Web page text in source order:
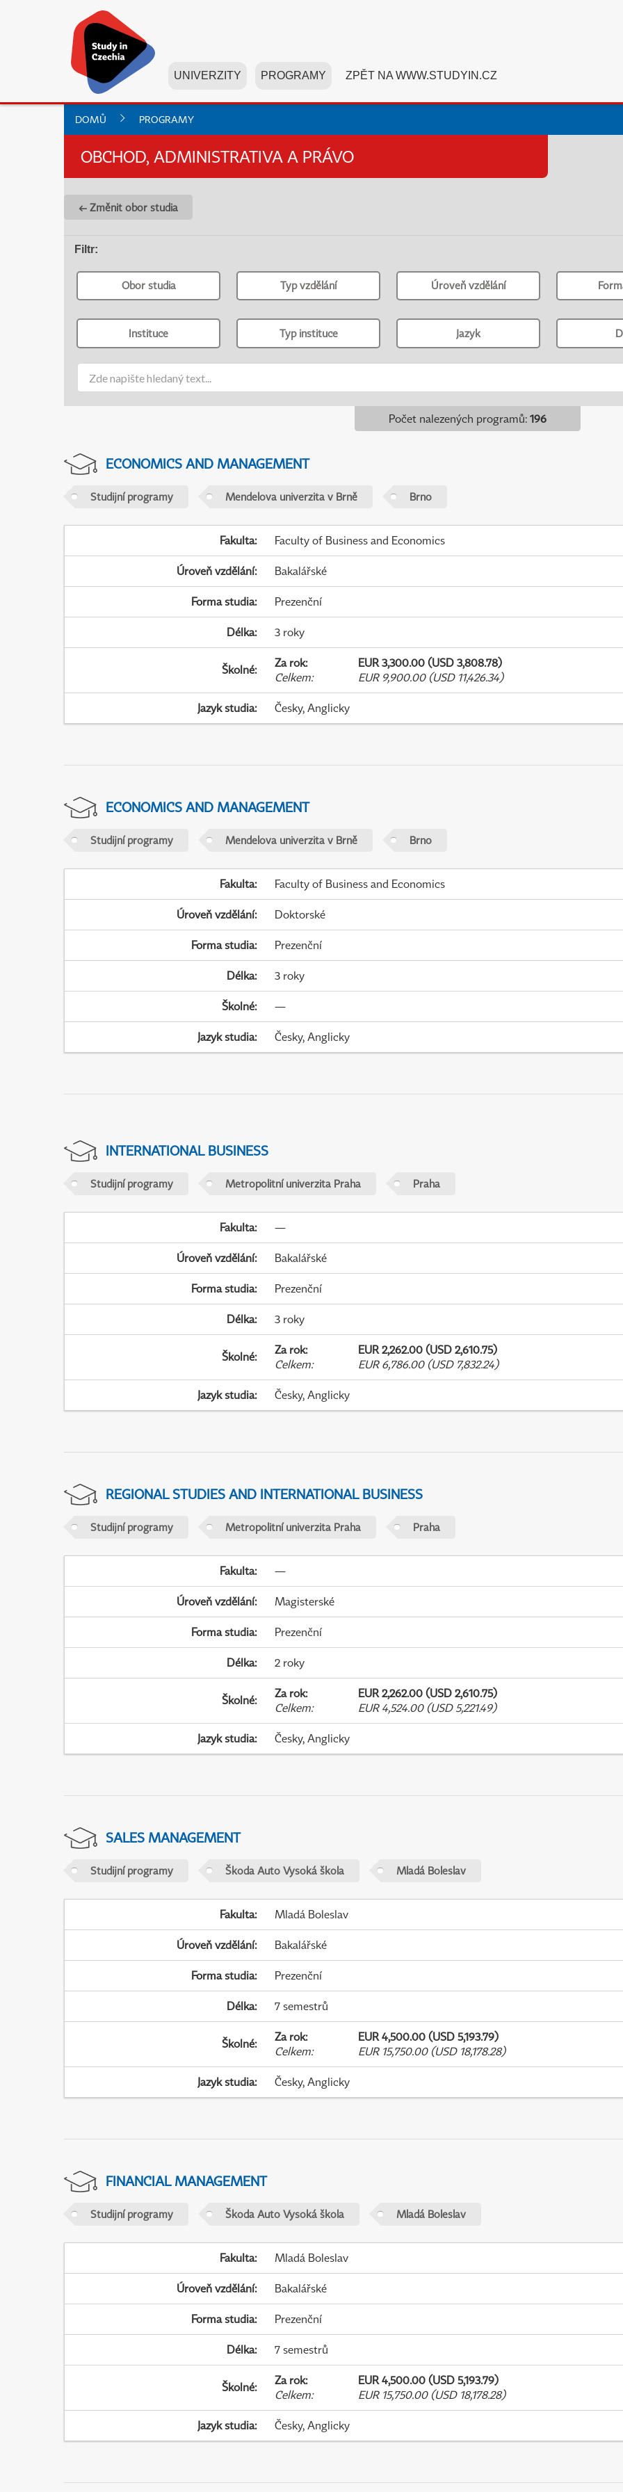
UNIVERZITY PROGRAMY ZPĚT NA WWW.STUDYIN.CZ
DOMŮ PROGRAMY
OBCHOD, ADMINISTRATIVA A PRÁVO
← Změnit obor studia
Filtr:
Obor studia Typ vzdělání Úroveň vzdělání
Instituce Typ instituce Jazyk
Počet nalezených programů: 196
ECONOMICS AND MANAGEMENT
Studijní programy Mendelova univerzita v Brně Brno
Fakulta: Faculty of Business and Economics
Úroveň vzdělání: Bakalářské
Forma studia: Prezenční
Délka: 3 roky
Školné: Za rok:
EUR 3,300.00 (USD 3,808.78)
Celkem: EUR 9,900.00 (USD 11,426.34)
Jazyk studia: Česky, Anglicky
ECONOMICS AND MANAGEMENT
Studijní programy Mendelova univerzita v Brně Brno
Fakulta: Faculty of Business and Economics
Úroveň vzdělání: Doktorské
Forma studia: Prezenční
Délka: 3 roky
Školné: —
Jazyk studia: Česky, Anglicky
INTERNATIONAL BUSINESS
Studijní programy Metropolitní univerzita Praha Praha
Fakulta: —
Úroveň vzdělání: Bakalářské
Forma studia: Prezenční
Délka: 3 roky
Školné: Za rok:
EUR 2,262.00 (USD 2,610.75)
Celkem: EUR 6,786.00 (USD 7,832.24)
Jazyk studia: Česky, Anglicky
REGIONAL STUDIES AND INTERNATIONAL BUSINESS
Studijní programy Metropolitní univerzita Praha Praha
Fakulta: —
Úroveň vzdělání: Magisterské
Forma studia: Prezenční
Délka: 2 roky
Školné: Za rok:
EUR 2,262.00 (USD 2,610.75)
Celkem: EUR 4,524.00 (USD 5,221.49)
Jazyk studia: Česky, Anglicky
SALES MANAGEMENT
Studijní programy Škoda Auto Vysoká škola Mladá Boleslav
Fakulta: Mladá Boleslav
Úroveň vzdělání: Bakalářské
Forma studia: Prezenční
Délka: 7 semestrů
Školné: Za rok:
EUR 4,500.00 (USD 5,193.79)
Celkem: EUR 15,750.00 (USD 18,178.28)
Jazyk studia: Česky, Anglicky
FINANCIAL MANAGEMENT
Studijní programy Škoda Auto Vysoká škola Mladá Boleslav
Fakulta: Mladá Boleslav
Úroveň vzdělání: Bakalářské
Forma studia: Prezenční
Délka: 7 semestrů
Školné: Za rok:
EUR 4,500.00 (USD 5,193.79)
Celkem: EUR 15,750.00 (USD 18,178.28)
Jazyk studia: Česky, Anglicky